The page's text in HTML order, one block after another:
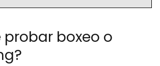
probar boxeo o